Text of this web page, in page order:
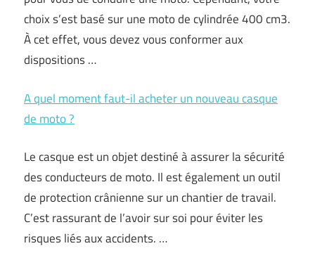
choix s’est basé sur une moto de cylindrée 400 cm3.
À cet effet, vous devez vous conformer aux
dispositions …
A quel moment faut-il acheter un nouveau casque
de moto ?
Le casque est un objet destiné à assurer la sécurité
des conducteurs de moto. Il est également un outil
de protection crânienne sur un chantier de travail.
C’est rassurant de l’avoir sur soi pour éviter les
risques liés aux accidents. …